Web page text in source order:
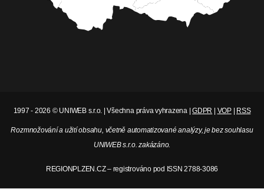
1997 - 2026 © UNIWEB s.r.o. | Všechna práva vyhrazena |GDPR VOP| RSS
Rozmnožování a užití obsahu, včetně automatizované analýzy, je bez souhlasu
UNIWEB s.r.o. zakázáno.
REGIONPLZEN.CZ – registrováno pod ISSN 2788-3086